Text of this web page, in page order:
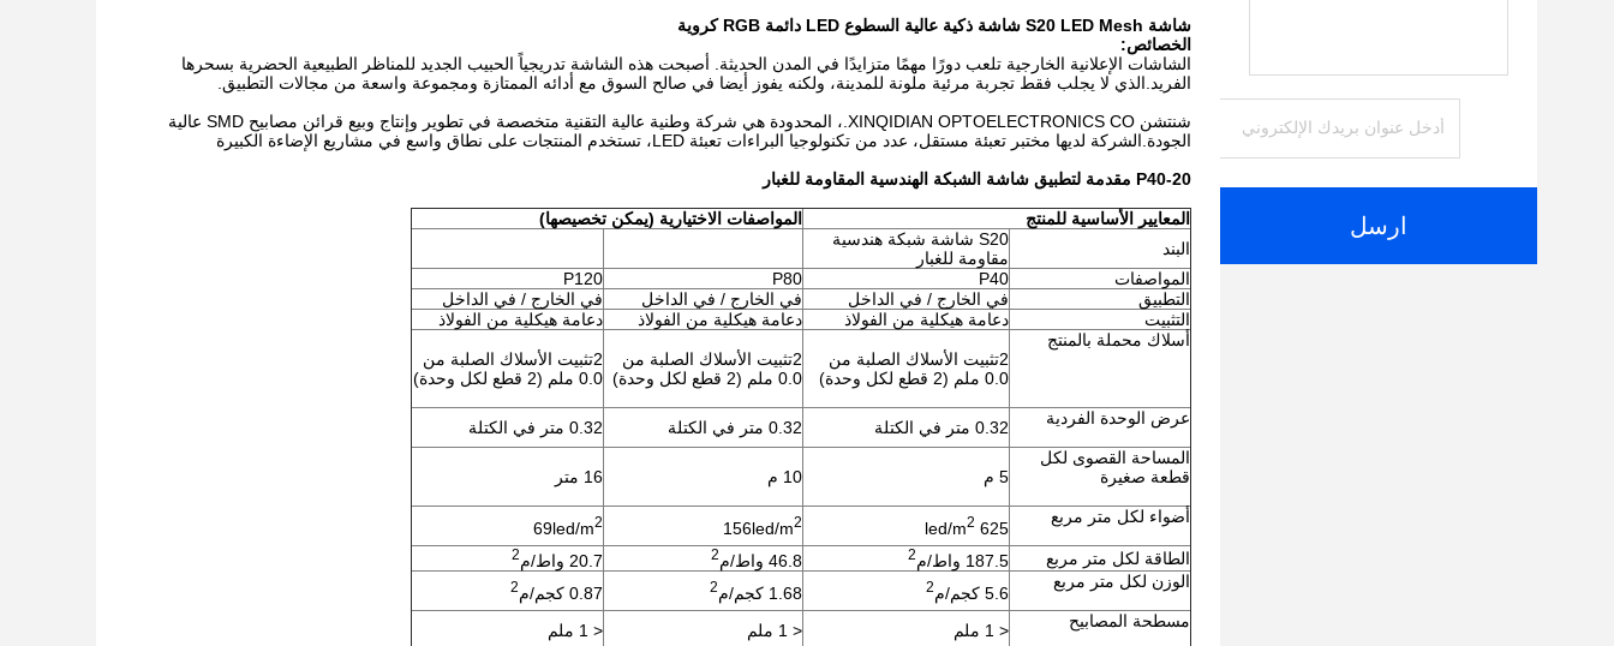
ارسل
شاشة S20 LED Mesh شاشة ذكية عالية السطوع LED دائمة RGB كروية
الخصائص:
الشاشات الإعلانية الخارجية تلعب دورًا مهمًا متزايدًا في المدن الحديثة. أصبحت هذه الشاشة تدريجياً الحبيب الجديد للمناظر الطبيعية الحضرية بسحرها
الفريد.الذي لا يجلب فقط تجربة مرئية ملونة للمدينة، ولكنه يفوز أيضا في صالح السوق مع أدائه الممتازة ومجموعة واسعة من مجالات التطبيق.
شنتشن XINQIDIAN OPTOELECTRONICS CO.، المحدودة هي شركة وطنية عالية التقنية متخصصة في تطوير وإنتاج وبيع قرائن مصابيح SMD عالية
الجودة.الشركة لديها مختبر تعبئة مستقل، عدد من تكنولوجيا البراءات تعبئة LED، تستخدم المنتجات على نطاق واسع في مشاريع الإضاءة الكبيرة
P40-20 مقدمة لتطبيق شاشة الشبكة الهندسية المقاومة للغبار
المعايير الأساسية للمنتج
المواصفات الاختيارية (يمكن تخصيصها)
البند
S20 شاشة شبكة هندسية
مقاومة للغبار
المواصفات
P40
P80
P120
التطبيق
في الخارج / في الداخل في الخارج / في الداخل
في الخارج / في الداخل
التثبيت
دعامة هيكلية من الفولاذ دعامة هيكلية من الفولاذ
دعامة هيكلية من الفولاذ
أسلاك محملة بالمنتج
2تثبيت الأسلاك الصلبة من
0.0 ملم (2 قطع لكل وحدة)
2تثبيت الأسلاك الصلبة من
0.0 ملم (2 قطع لكل وحدة)
2تثبيت الأسلاك الصلبة من
0.0 ملم (2 قطع لكل وحدة)
عرض الوحدة الفردية 0.32 متر في الكتلة 0.32 متر في الكتلة
0.32 متر في الكتلة
المساحة القصوى لكل
قطعة صغيرة
5 م 10 م 16 متر
أضواء لكل متر مربع
625 led/m
2
156led/m2
69led/m2
الطاقة لكل متر مربع 187.5 واط/م 2 46.8 واط/م 2 20.7 واط/م 2
الوزن لكل متر مربع
5.6 كجم/م 2 1.68 كجم/م 2 0.87 كجم/م 2
مسطحة المصابيح < 1 ملم < 1 ملم
< 1 ملم